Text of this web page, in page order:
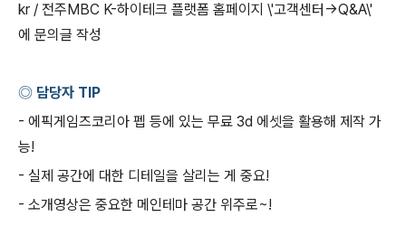
kr / 전주MBC K-하이테크 플랫폼 홈페이지 \'고객센터 ->Q&A\'
에 문의글 작성
◎ 담당자 TIP
- 에픽게임즈코리아 펩 등에 있는 무료 3d 에셋을 활용해 제작 가
능!
- 실제 공간에 대한 디테일을 살리는 게 중요!
- 소개영상은 중요한 메인테마 공간 위주로~!